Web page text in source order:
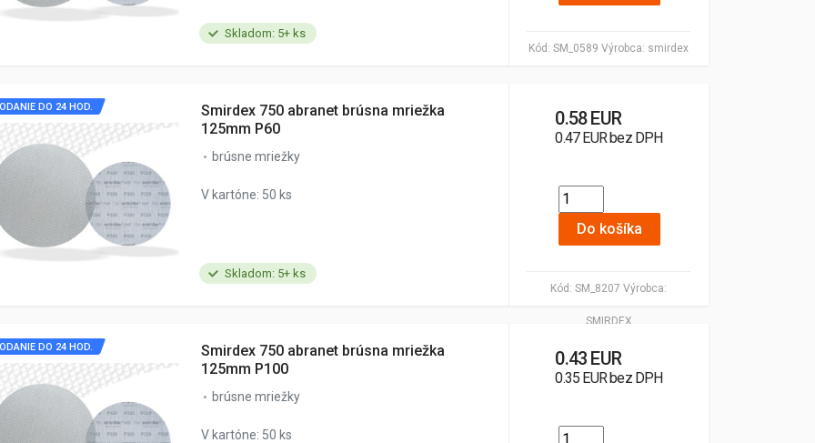
Skladom: 5+ ks
Kód: SM_0589 Výrobca: smirdex
Skladom: 5+ ks
Kód: SM_8207 Výrobca:
SMIRDEX
DO 24 HOD.
Smirdex 750 abranet brúsna mriežka
125mm P60
brúsne mriežky
V kartóne: 50 ks
0.58 EUR
0.47 EUR bez DPH
Do košíka
DO 24 HOD.
Smirdex 750 abranet brúsna mriežka
125mm P100
brúsne mriežky
V kartóne: 50 ks
0.43 EUR
0.35 EUR bez DPH